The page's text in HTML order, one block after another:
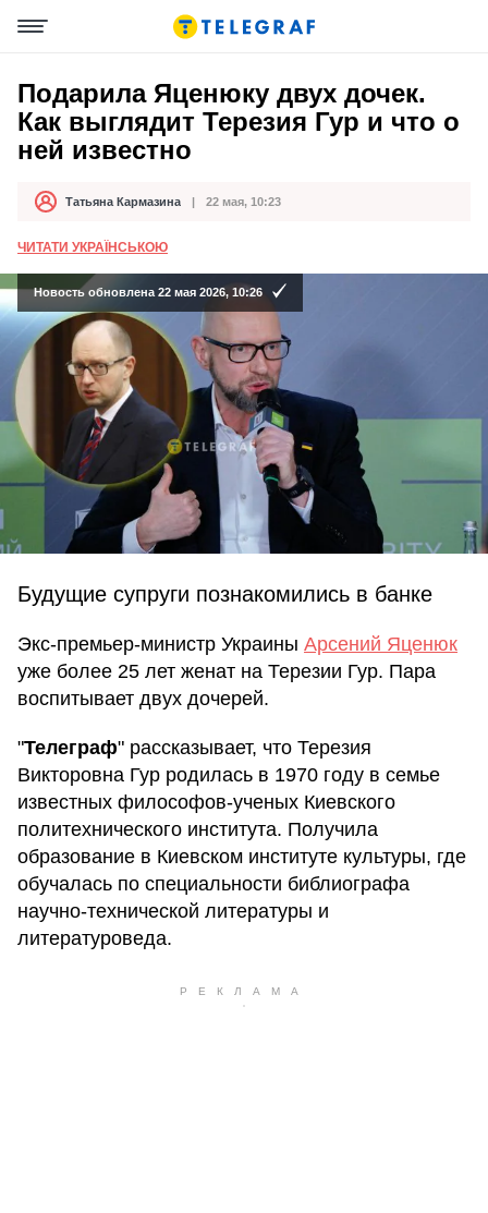
Подарила Яценюку двух дочек.
Как выглядит Терезия Гур и что о
ней известно
АвторТатьяна Кармазина
Дата публикации 22 мая, 10:23
ЧИТАТИ УКРАЇНСЬКОЮ
Новость обновлена 22 мая 2026, 10:26
Будущие супруги познакомились в банке
Экс-премьер-министр Украины Арсений Яценюк
уже более 25 лет женат на Терезии Гур. Пара
воспитывает двух дочерей.
"Телеграф" рассказывает, что Терезия
Викторовна Гур родилась в 1970 году в семье
известных философов-ученых Киевского
политехнического института. Получила
образование в Киевском институте культуры, где
обучалась по специальности библиографа
научно-технической литературы и
литературоведа.